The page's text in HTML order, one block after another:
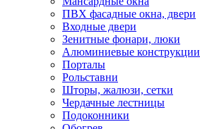
ПВХ фасадные окна, двери
Входные двери
Зенитные фонари, люки
Алюминиевые конструкции
Порталы
Рольставни
Шторы, жалюзи, сетки
Чердачные лестницы
Подоконники